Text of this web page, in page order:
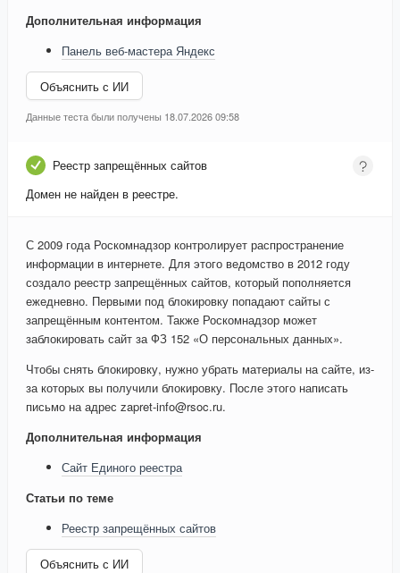
Дополнительная информация
Панель веб-мастера Яндекс
Объяснить с ИИ
Данные теста были получены 18.07.2026 09:58
Реестр запрещённых сайтов
Домен не найден в реестре.
С 2009 года Роскомнадзор контролирует распространение
информации в интернете. Для этого ведомство в 2012 году
создало реестр запрещённых сайтов, который пополняется
ежедневно. Первыми под блокировку попадают сайты с
запрещённым контентом. Также Роскомнадзор может
заблокировать сайт за ФЗ 152 «О персональных данных».
Чтобы снять блокировку, нужно убрать материалы на сайте, из-
за которых вы получили блокировку. После этого написать
письмо на адрес zapret-info@rsoc.ru.
Дополнительная информация
Сайт Единого реестра
Статьи по теме
Реестр запрещённых сайтов
Объяснить с ИИ